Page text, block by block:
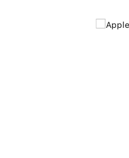
Bildergalerie überspringen